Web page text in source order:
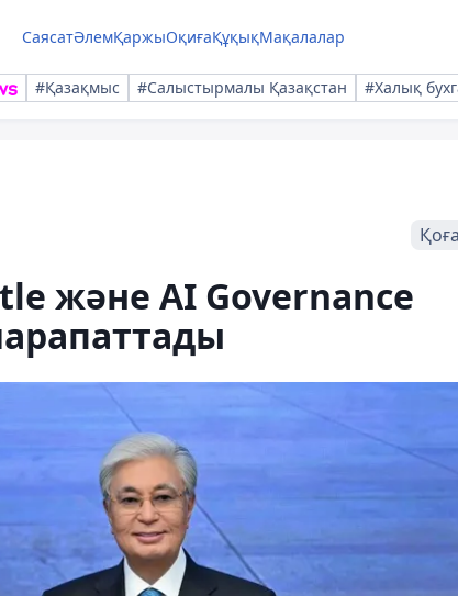
СаясатӘлемҚаржыОқиғаҚұқықМақалалар
#Қазақмыс #Салыстырмалы Қазақстан #Халық
және AI Governance